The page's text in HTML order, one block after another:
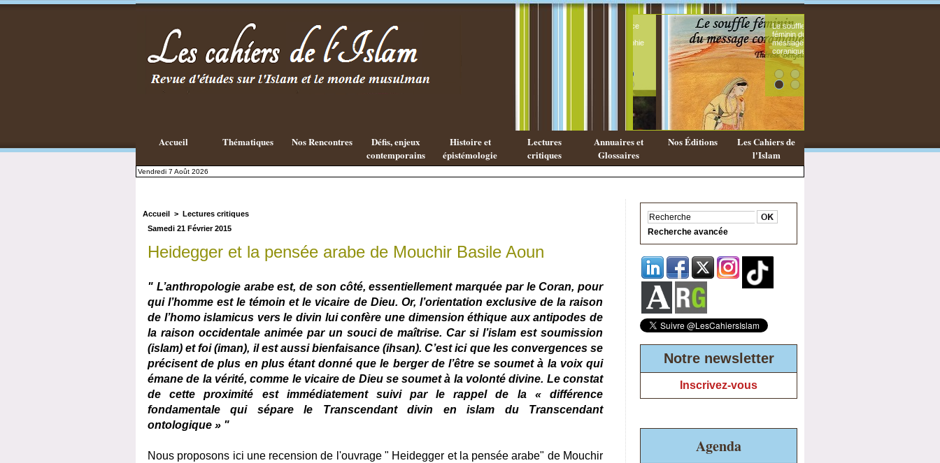
Existe-t-il
philosophie
Islamique ?
Le souffle
féminin du
message
coranique
Accueil Thématiques Nos Rencontres
Défis, enjeux
contemporains
Histoire et
épistémologie
Lectures
critiques
Annuaires et
Glossaires
Nos Éditions
Les Cahiers de
l'Islam
Vendredi 7 Août 2026
Accueil > Lectures critiques
Samedi 21 Février 2015
Heidegger et la pensée arabe de Mouchir Basile Aoun
" L’anthropologie arabe est, de son côté, essentiellement marquée par le Coran, pour
qui l’homme est le témoin et le vicaire de Dieu. Or, l’orientation exclusive de la raison
de l’homo islamicus vers le divin lui confère une dimension éthique aux antipodes de
la raison occidentale animée par un souci de maîtrise. Car si l’islam est soumission
(islam) et foi (iman), il est aussi bienfaisance (ihsan). C’est ici que les convergences se
précisent de plus en plus étant donné que le berger de l’être se soumet à la voix qui
émane de la vérité, comme le vicaire de Dieu se soumet à la volonté divine. Le constat
de cette proximité est immédiatement suivi par le rappel de la « différence
fondamentale qui sépare le Transcendant divin en islam du Transcendant
ontologique » "
Nous proposons ici une recension de l'ouvrage " Heidegger et la pensée arabe" de Mouchir
Recherche avancée
Notre newsletter
Inscrivez-vous
Agenda